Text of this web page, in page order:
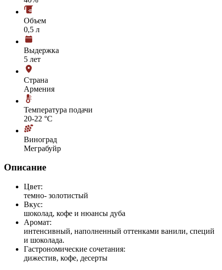
Объем
0,5 л
Выдержка
5 лет
Страна
Армения
Температура подачи
20-22 °С
Виноград
Меграбуйр
Описание
Цвет:
темно- золотистый
Вкус:
шоколад, кофе и нюансы дуба
Аромат:
интенсивный, наполненный оттенками ванили, специй
и шоколада.
Гастрономические сочетания:
дижестив, кофе, десерты